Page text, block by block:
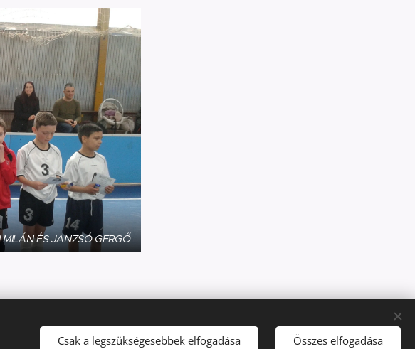
ÉS JANZSÓ GERGŐ
Nyelvek
Csak a legszükségesebbek elfogadása Összes elfogadása